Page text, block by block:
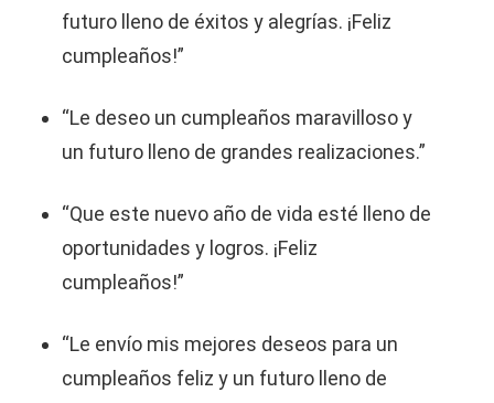
futuro lleno de éxitos y alegrías. ¡Feliz
cumpleaños!”
“Le deseo un cumpleaños maravilloso y
un futuro lleno de grandes realizaciones.”
“Que este nuevo año de vida esté lleno de
oportunidades y logros. ¡Feliz
cumpleaños!”
“Le envío mis mejores deseos para un
cumpleaños feliz y un futuro lleno de